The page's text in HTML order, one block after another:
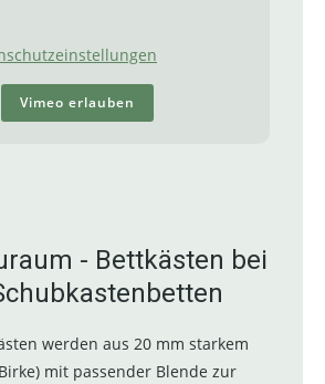
Vimeo erlauben
- Bettkästen bei
werden aus 20 mm starkem
mit passender Blende zur